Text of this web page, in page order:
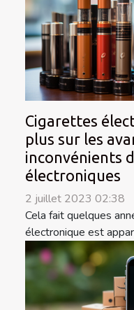
Cigarettes
plus sur les
inconvénients
électroniques
2 juillet 2023 02:38
Cela fait quelques
électronique est